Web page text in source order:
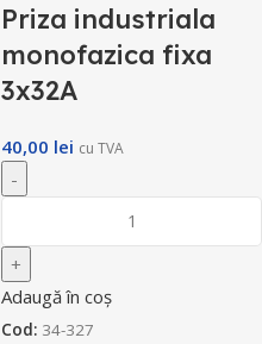
Priza industriala
monofazica fixa
3x32A
40,00 lei cu TVA
Adaugă în coș
Cod: 34-327